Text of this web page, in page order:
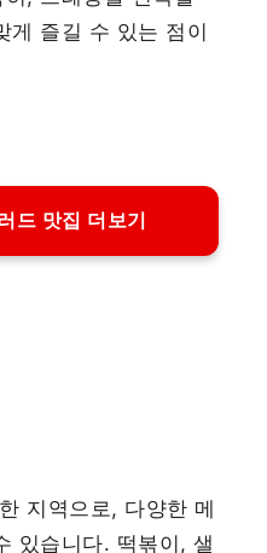
게 즐길 수 있는 점이
드 맛집 더보기
지역으로, 다양한 메
있습니다. 떡볶이, 샐